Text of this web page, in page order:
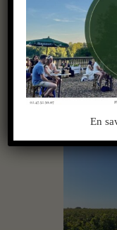
Retour
2023
En